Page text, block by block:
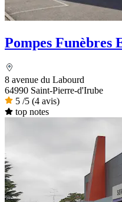
Pompes Funèbres
8 avenue du Labourd
64990 Saint-Pierre-d'Irube
5 /5 (4 avis)
top notes